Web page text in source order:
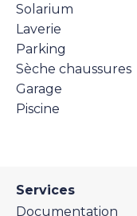
Solarium
Laverie
Parking
Sèche chaussures
Garage
Piscine
Services
Documentation